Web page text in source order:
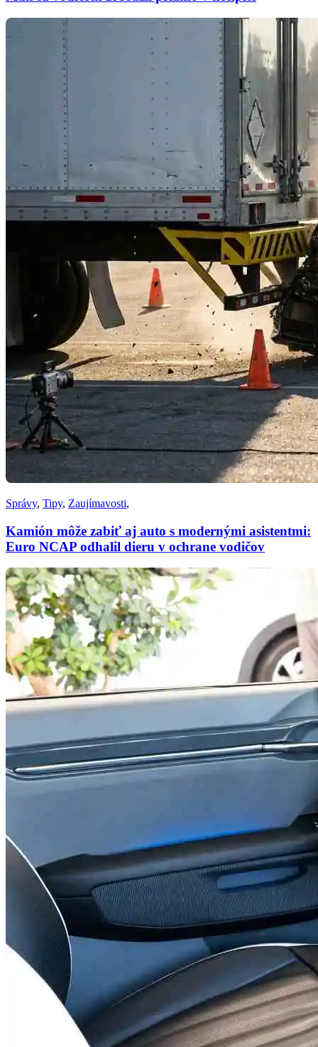
Správy, Tipy, Zaujímavosti,
Kamión môže zabiť aj auto s modernými asistentmi:
Euro NCAP odhalil dieru v ochrane vodičov